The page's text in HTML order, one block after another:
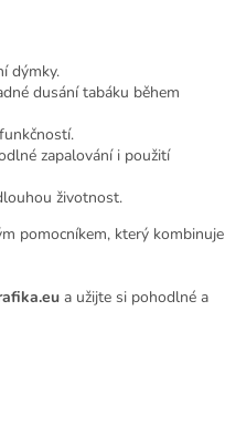
dýmky.
dusání tabáku během
zapalování i použití
životnost.
pomocníkem, který kombinuje
a užijte si pohodlné a